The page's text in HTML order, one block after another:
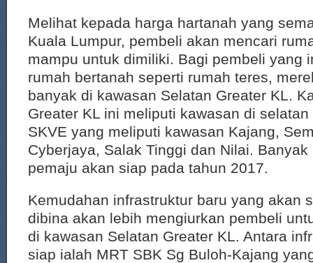
Melihat kepada harga hartanah yang
Kuala Lumpur, pembeli akan mencari
mampu untuk dimiliki. Bagi pembeli yang
rumah bertanah seperti rumah teres,
banyak di kawasan Selatan Greater KL.
Greater KL ini meliputi kawasan di
SKVE yang meliputi kawasan Kajang,
Cyberjaya, Salak Tinggi dan Nilai.
pemaju akan siap pada tahun 2017.
Kemudahan infrastruktur baru yang akan
dibina akan lebih mengiurkan pembeli
di kawasan Selatan Greater KL. Antara
siap ialah MRT SBK Sg Buloh-Kajang